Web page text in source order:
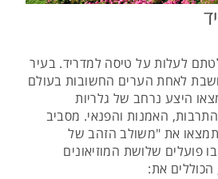
לעלות על טיסה למדריד. בעיר
לאחת הערים החשובות בעולם
היצע נרחב של גלריות
התרבות, האמנות והפנאי. מסביב
את "משולב הזהב של
פועלים שלושת המוזיאונים
את: